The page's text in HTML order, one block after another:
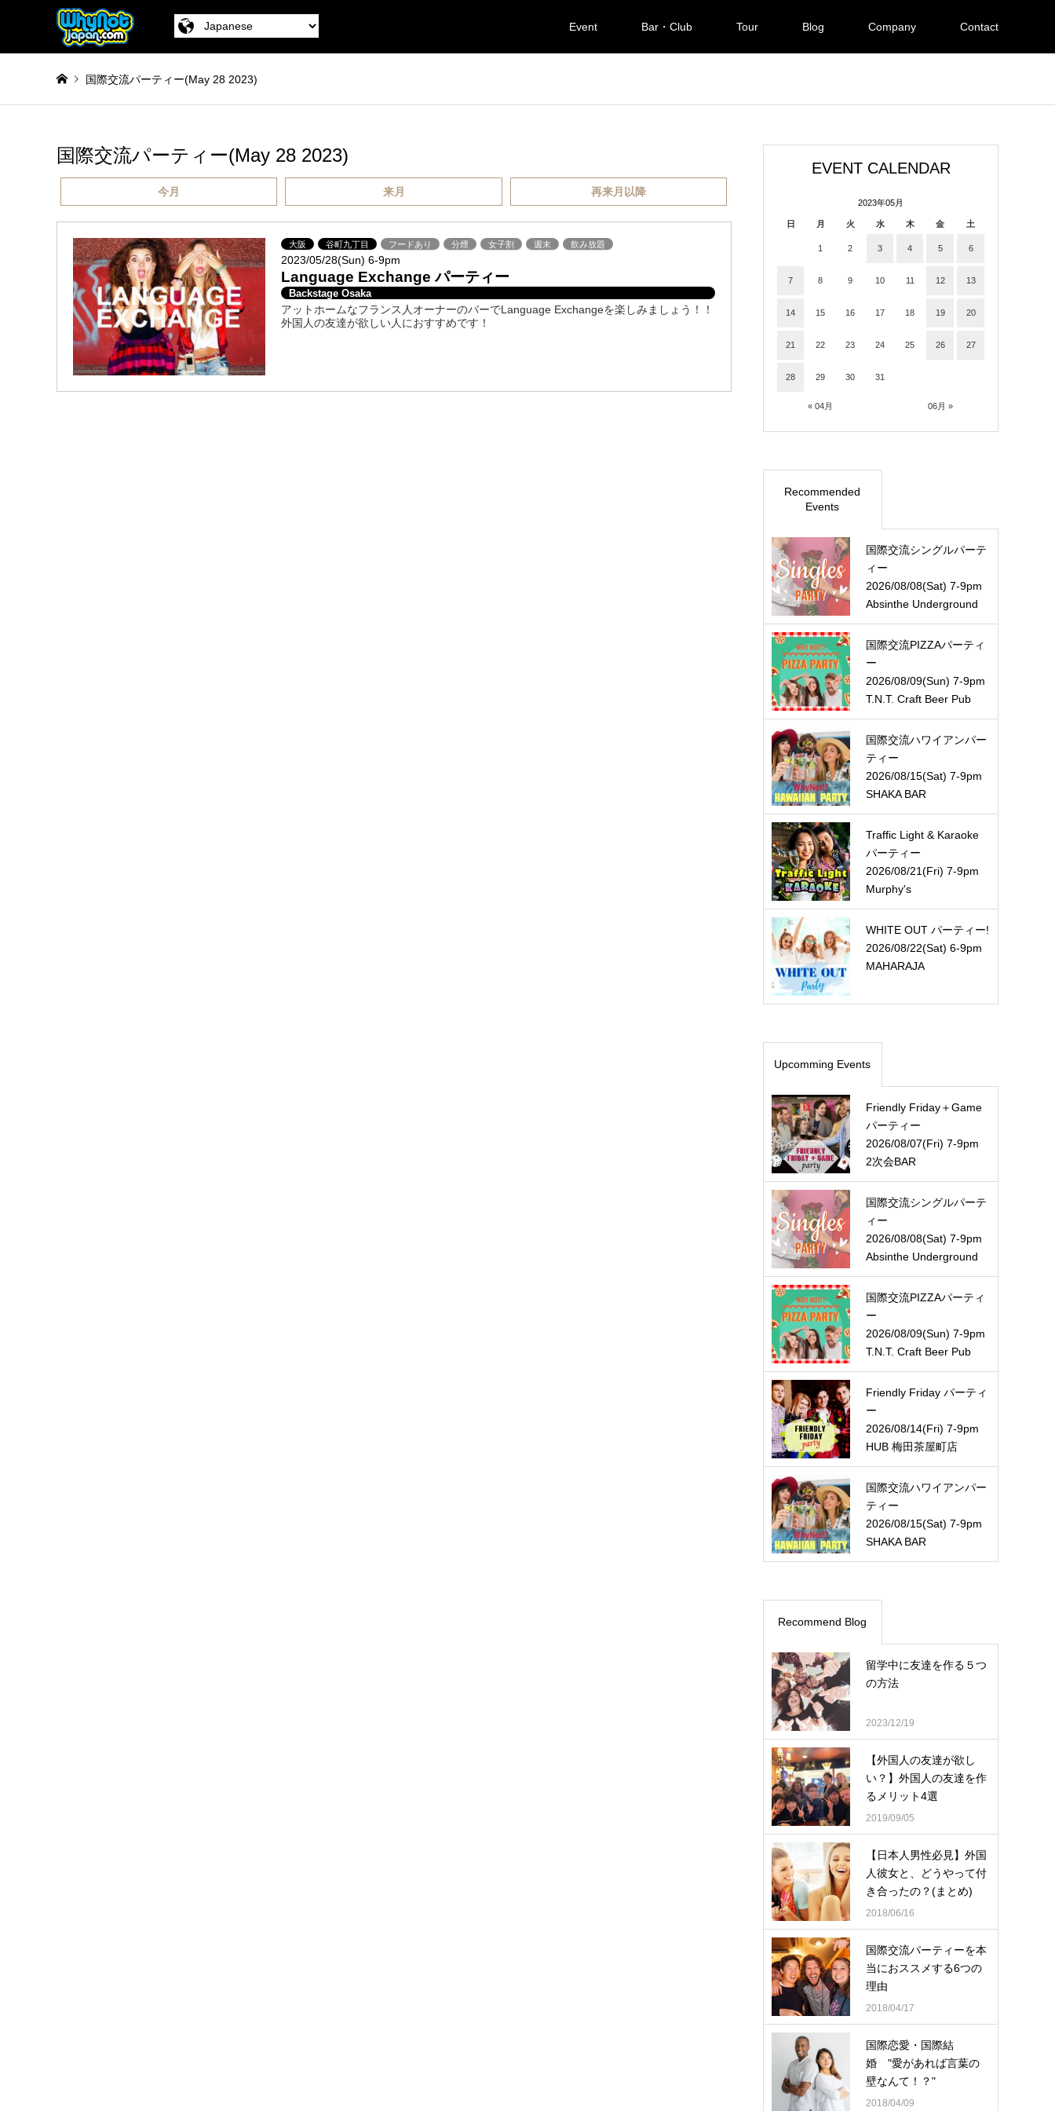
Event Bar・Club Tour Blog Company Contact
国際交流パーティー(May 28 2023)
国際交流パーティー(May 28 2023)
今月 来月 再来月以降
大阪 谷町九丁目 フードあり 分煙 女子割 週末 飲み放題
2023/05/28(Sun) 6-9pm
Language Exchange パーティー
Backstage Osaka
アットホームなフランス人オーナーのバーでLanguage Exchangeを楽しみましょう！！
外国人の友達が欲しい人におすすめです！
EVENT CALENDAR
2023年05月
日 月 火 水 木 金 土
« 04月 06月 »
1 2 3 4 5 6
7 8 9 10 11 12 13
14 15 16 17 18 19 20
21 22 23 24 25 26 27
28 29 30 31
Recommended
Events
国際交流シングルパーテ
ィー
2026/08/08(Sat) 7-9pm
Absinthe Underground
国際交流PIZZAパーティ
ー
2026/08/09(Sun) 7-9pm
T.N.T. Craft Beer Pub
国際交流ハワイアンパー
ティー
2026/08/15(Sat) 7-9pm
SHAKA BAR
Traffic Light & Karaoke
パーティー
2026/08/21(Fri) 7-9pm
Murphy's
WHITE OUT パーティー!
2026/08/22(Sat) 6-9pm
MAHARAJA
Upcomming Events
Friendly Friday＋Game
パーティー
2026/08/07(Fri) 7-9pm
2次会BAR
国際交流シングルパーテ
ィー
2026/08/08(Sat) 7-9pm
Absinthe Underground
国際交流PIZZAパーティ
ー
2026/08/09(Sun) 7-9pm
T.N.T. Craft Beer Pub
Friendly Friday パーティ
ー
2026/08/14(Fri) 7-9pm
HUB 梅田茶屋町店
国際交流ハワイアンパー
ティー
2026/08/15(Sat) 7-9pm
SHAKA BAR
Recommend Blog
留学中に友達を作る５つ
の方法
2023/12/19
【外国人の友達が欲し
い？】外国人の友達を作
るメリット4選
2019/09/05
【日本人男性必見】外国
人彼女と、どうやって付
き合ったの？(まとめ)
2018/06/16
国際交流パーティーを本
当におススメする6つの
理由
2018/04/17
国際恋愛・国際結
婚 "愛があれば言葉の
壁なんて！？"
2018/04/09